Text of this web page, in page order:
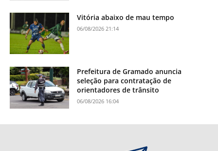
Vitória abaixo de mau tempo
06/08/2026 21:14
Prefeitura de Gramado anuncia
seleção para contratação de
orientadores de trânsito
06/08/2026 16:04